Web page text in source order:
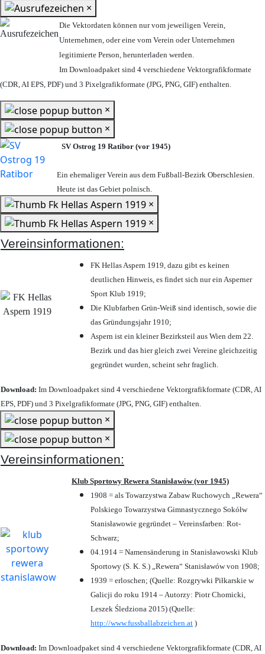
×
Die Vektordaten können nur vom jeweiligen Verein,
Unternehmen, oder eine vom Verein oder Unternehmen
legitimierte Person, herunterladen werden.
Im Downloadpaket sind 4 verschiedene Vektorgrafikformate
(CDR, AI EPS, PDF) und 3 Pixelgrafikformate (JPG, PNG, GIF) enthalten.
×
×
SV Ostrog 19 Ratibor (vor 1945)
Ein ehemaliger Verein aus dem Fußball-Bezirk Oberschlesien.
Heute ist das Gebiet polnisch.
×
×
Vereinsinformationen:
FK Hellas Aspern 1919, dazu gibt es keinen
deutlichen Hinweis, es findet sich nur ein Asperner
Sport Klub 1919;
Die Klubfarben Grün-Weiß sind identisch, sowie die
das Gründungsjahr 1910;
Aspern ist ein kleiner Bezirksteil aus Wien dem 22.
Bezirk und das hier gleich zwei Vereine gleichzeitig
gegründet wurden, scheint sehr fraglich.
Download: Im Downloadpaket sind 4 verschiedene Vektorgrafikformate (CDR, AI
EPS, PDF) und 3 Pixelgrafikformate (JPG, PNG, GIF) enthalten.
×
×
Vereinsinformationen:
Klub Sportowy Rewera Stanisławów (vor 1945)
1908 = als Towarzystwa Zabaw Ruchowych „Rewera“
Polskiego Towarzystwa Gimnastycznego Sokółw
Stanisławowie gegründet – Vereinsfarben: Rot-
Schwarz;
04.1914 = Namensänderung in Stanisławowski Klub
Sportowy (S. K. S.) „Rewera“ Stanisławów von 1908;
1939 = erloschen; (Quelle: Rozgrywki Piłkarskie w
Galicji do roku 1914 – Autorzy: Piotr Chomicki,
Leszek Śledziona 2015) (Quelle:
http://www.fussballabzeichen.at )
Download: Im Downloadpaket sind 4 verschiedene Vektorgrafikformate (CDR, AI